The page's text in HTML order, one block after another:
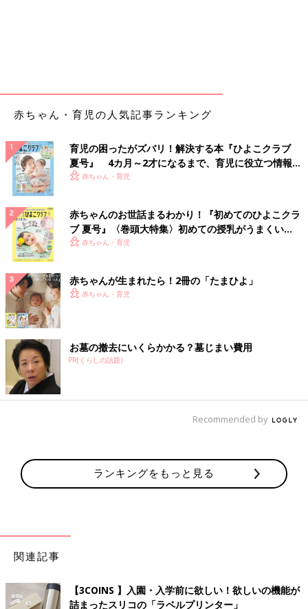
赤ちゃん・育児の人気記事ランキング
育児の困ったがズバリ！解決する本『ひよこクラブ
夏号』 4カ月～2才になるまで、育児に役立つ情報が
いっぱい！
赤ちゃん・育児
赤ちゃんのお世話まるわかり！『初めてのひよこクラ
ブ 夏号』〈巻頭大特集〉初めての授乳がうまくい
く！ おっぱい・ミルクの基本と夏のトラブル 解決テ
赤ちゃん・育児
赤ちゃんが生まれたら！2冊の「たまひよ」
赤ちゃん・育児
お墓の撤去にいくらかかる？墓じまい費用
PR(くらしの話題)
Recommended by
ランキングをもっと見る
関連記事
【3COINS 】入園・入学前に欲しい！欲しいの機能が
詰まったスリコの「ラベルプリンター」